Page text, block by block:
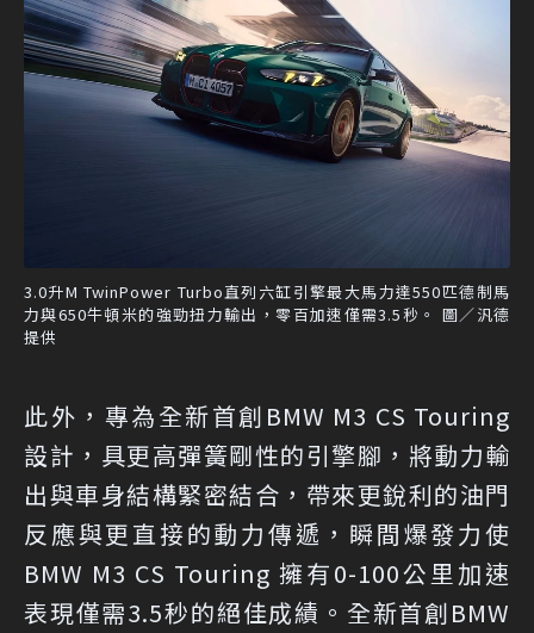
3.0升M TwinPower Turbo直列六缸引擎最大馬力達550匹德制馬
力與650牛頓米的強勁扭力輸出，零百加速僅需3.5秒。 圖／汎德
提供
此外，專為全新首創BMW M3 CS Touring
設計，具更高彈簧剛性的引擎腳，將動力輸
出與車身結構緊密結合，帶來更銳利的油門
反應與更直接的動力傳遞，瞬間爆發力使
BMW M3 CS Touring 擁有0-100公里加速
表現僅需3.5秒的絕佳成績。全新首創BMW